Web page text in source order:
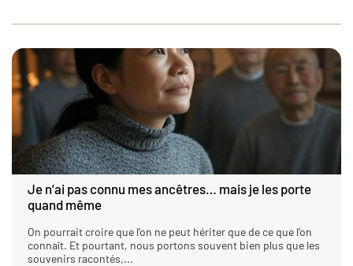
Je n’ai pas connu mes ancêtres… mais je les porte
quand même
On pourrait croire que l’on ne peut hériter que de ce que l’on
connaît. Et pourtant, nous portons souvent bien plus que les
souvenirs racontés,...